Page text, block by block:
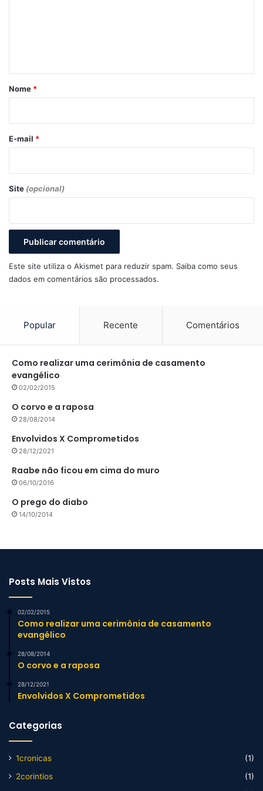
r
*
Nome *
E-mail *
Site (opcional)
Este site utiliza o Akismet para reduzir spam. Saiba como seus
dados em comentários são processados.
Popular Recente Comentários
Como realizar uma cerimônia de casamento
evangélico
02/02/2015
O corvo e a raposa
28/08/2014
Envolvidos X Comprometidos
28/12/2021
Raabe não ficou em cima do muro
06/10/2016
O prego do diabo
14/10/2014
Posts Mais Vistos
02/02/2015
Como realizar uma cerimônia de casamento
evangélico
28/08/2014
O corvo e a raposa
28/12/2021
Envolvidos X Comprometidos
Categorias
1cronicas
(1)
2corintios
(1)